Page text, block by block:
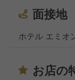
面接地
ホテル エミオ
お店の